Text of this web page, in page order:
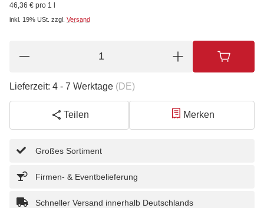
46,36 € pro 1 l
inkl. 19% USt. zzgl. Versand
Lieferzeit: 4 - 7 Werktage (DE)
Teilen Merken
Großes Sortiment
Firmen- & Eventbelieferung
Schneller Versand innerhalb Deutschlands